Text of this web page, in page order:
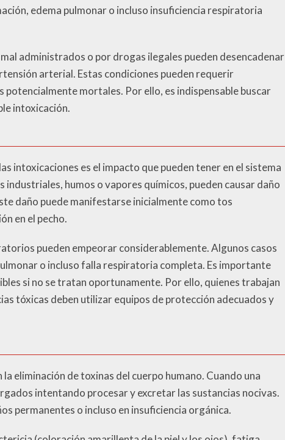
edema pulmonar o incluso insuficiencia respiratoria
administrados o por drogas ilegales pueden desencadenar
arterial. Estas condiciones pueden requerir
mortales. Por ello, es indispensable buscar
intoxicación.
intoxicaciones es el impacto que pueden tener en el sistema
humos o vapores químicos, pueden causar daño
daño puede manifestarse inicialmente como tos
en el pecho.
pueden empeorar considerablemente. Algunos casos
o incluso falla respiratoria completa. Es importante
si no se tratan oportunamente. Por ello, quienes trabajan
tóxicas deben utilizar equipos de protección adecuados y
eliminación de toxinas del cuerpo humano. Cuando una
intentando procesar y excretar las sustancias nocivas.
permanentes o incluso en insuficiencia orgánica.